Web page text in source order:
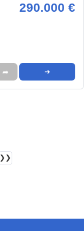
290.000 €
➦ ➜
❯❯